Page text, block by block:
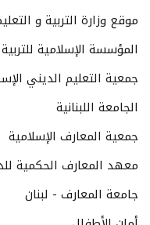
موقع وزارة التربية و
المؤسسة الإسلامية
جمعية التعليم الديني
الجامعة اللبنانية
جمعية المعارف الإسلامية
معهد المعارف الحكمية
جامعة المعارف - لبنان